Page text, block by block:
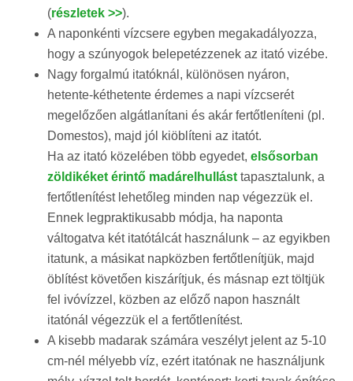
(részletek >>).
A naponkénti vízcsere egyben megakadályozza,
hogy a szúnyogok belepetézzenek az itató vizébe.
Nagy forgalmú itatóknál, különösen nyáron,
hetente-kéthetente érdemes a napi vízcserét
megelőzően algátlanítani és akár fertőtleníteni (pl.
Domestos), majd jól kiöblíteni az itatót.
Ha az itató közelében több egyedet, elsősorban
zöldikéket érintő madárelhullást tapasztalunk, a
fertőtlenítést lehetőleg minden nap végezzük el.
Ennek legpraktikusabb módja, ha naponta
váltogatva két itatótálcát használunk – az egyikben
itatunk, a másikat napközben fertőtlenítjük, majd
öblítést követően kiszárítjuk, és másnap ezt töltjük
fel ivóvízzel, közben az előző napon használt
itatónál végezzük el a fertőtlenítést.
A kisebb madarak számára veszélyt jelent az 5-10
cm-nél mélyebb víz, ezért itatónak ne használjunk